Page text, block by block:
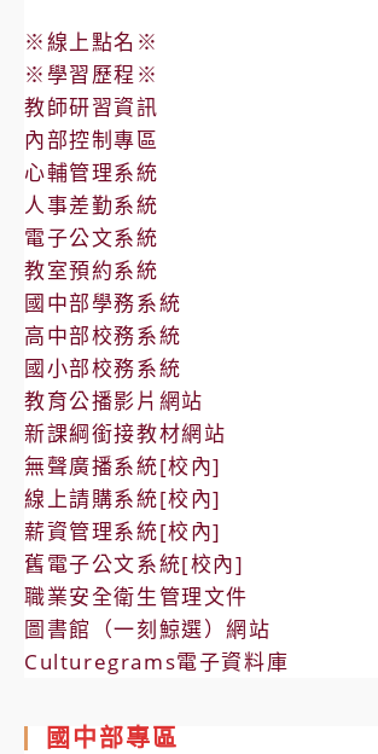
證
培
訓
─
認
證
加
強
班
實
施
計
畫
※線上點名※
※學習歷程※
教師研習資訊
內部控制專區
心輔管理系統
人事差勤系統
電子公文系統
教室預約系統
國中部學務系統
高中部校務系統
國小部校務系統
教育公播影片網站
新課綱銜接教材網站
無聲廣播系統[校內]
線上請購系統[校內]
薪資管理系統[校內]
舊電子公文系統[校內]
職業安全衛生管理文件
圖書館（一刻鯨選）網站
Culturegrams電子資料庫
國中部專區